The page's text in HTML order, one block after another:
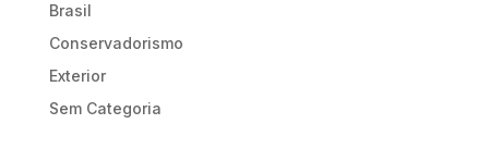
Brasil
Conservadorismo
Exterior
Sem Categoria